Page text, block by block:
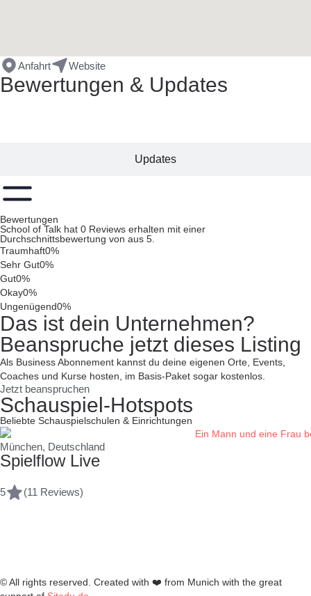
Anfahrt Website
Bewertungen & Updates
Updates
Bewertungen
School of Talk hat 0 Reviews erhalten mit einer
Durchschnittsbewertung von aus 5.
Traumhaft0%
Sehr Gut0%
Gut0%
Okay0%
Ungenügend0%
Das ist dein Unternehmen?
Beanspruche jetzt dieses Listing
Als Business Abonnement kannst du deine eigenen Orte, Events,
Coaches und Kurse hosten, im Basis-Paket sogar kostenlos.
Jetzt beanspruchen
Schauspiel-Hotspots
Beliebte Schauspielschulen & Einrichtungen
München, Deutschland
Spielflow Live
5 (11 Reviews)
© All rights reserved. Created with ❤️ from Munich with the great